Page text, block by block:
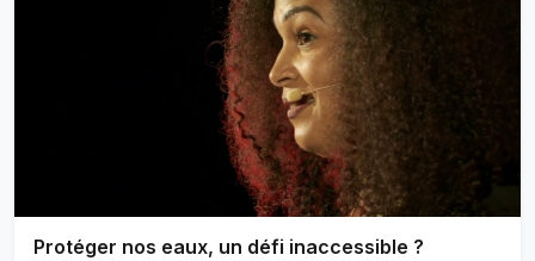
Protéger nos eaux, un défi inaccessible ?